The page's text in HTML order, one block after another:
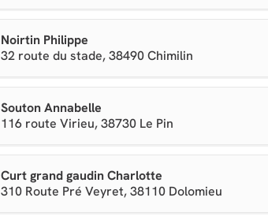
Noirtin Philippe
32 route du stade, 38490 Chimilin
Souton Annabelle
116 route Virieu, 38730 Le Pin
Curt grand gaudin Charlotte
310 Route Pré Veyret, 38110 Dolomieu